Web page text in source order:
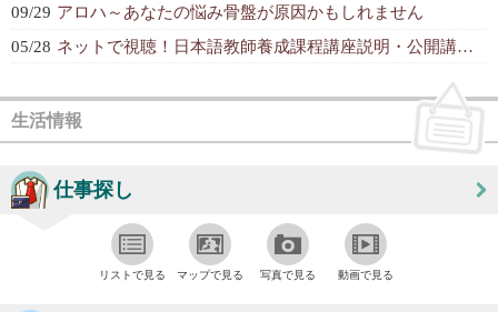
09/29 アロハ～あなたの悩み骨盤が原因かもしれません
05/28 ネットで視聴！日本語教師養成課程講座説明・公開講義（ことばのセミナー）
生活情報
仕事探し
リストで見る マップで見る 写真で見る 動画で見る